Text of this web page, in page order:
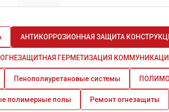
АНТИКОРРОЗИОННАЯ ЗАЩИТА
ОГНЕЗАЩИТНАЯ ГЕРМЕТИЗАЦИЯ
Пенополиуретановые системы
полимерные полы Ремонт огнезащиты